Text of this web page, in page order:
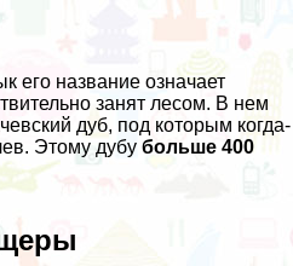
его название означает
занят лесом. В нем
дуб, под которым когда-
Этому дубу больше 400